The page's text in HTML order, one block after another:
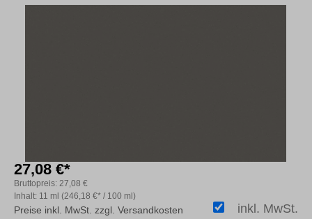
27,08 €*
Inhalt: 11 ml (246,18 €* / 100 ml)
Bruttopreis: 27,08 €
inkl. MwSt.
Preise inkl. MwSt. zzgl. Versandkosten